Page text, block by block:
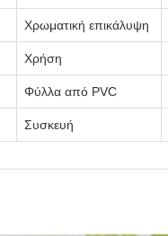
Χρωματική επικάλυψη
Χρήση
Φύλλα από PVC
Συσκευή